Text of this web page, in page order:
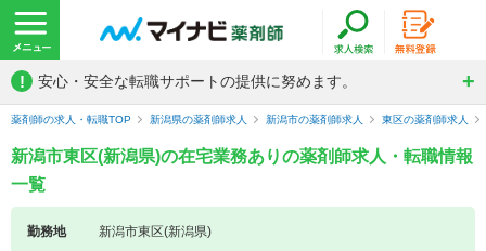
! 安心・安全な転職サポートの提供に努めます。
薬剤師の求人・転職TOP 新潟県の薬剤師求人 新潟市の薬剤師求人 東区の薬剤師求人
新潟市東区(新潟県)の在宅業務ありの薬剤師求人・転職情報
一覧
勤務地
新潟市東区(新潟県)